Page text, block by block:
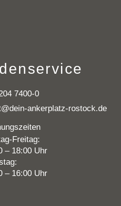
7400-0
ankerplatz-rostock.de
Freitag:
– 18:00 Uhr
– 16:00 Uhr